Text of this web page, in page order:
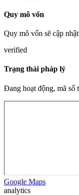
Quy mô vốn
Quy mô vốn sẽ cập
verified
Trạng thái pháp lý
Đang hoạt động, mã số
Google Maps
analytics